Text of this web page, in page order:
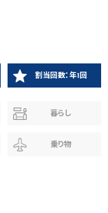
割当回数：年1回
暮らし
乗り物